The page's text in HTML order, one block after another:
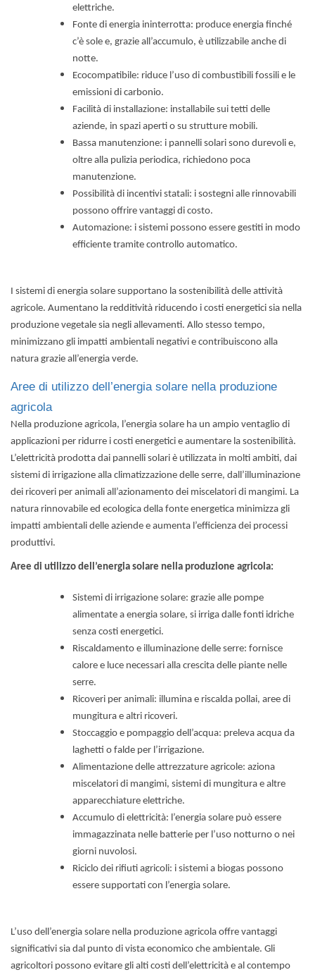
elettriche.
Fonte di energia ininterrotta: produce energia finché
c’è sole e, grazie all’accumulo, è utilizzabile anche di
notte.
Ecocompatibile: riduce l’uso di combustibili fossili e le
emissioni di carbonio.
Facilità di installazione: installabile sui tetti delle
aziende, in spazi aperti o su strutture mobili.
Bassa manutenzione: i pannelli solari sono durevoli e,
oltre alla pulizia periodica, richiedono poca
manutenzione.
Possibilità di incentivi statali: i sostegni alle rinnovabili
possono offrire vantaggi di costo.
Automazione: i sistemi possono essere gestiti in modo
efficiente tramite controllo automatico.
I sistemi di energia solare supportano la sostenibilità delle attività
agricole. Aumentano la redditività riducendo i costi energetici sia nella
produzione vegetale sia negli allevamenti. Allo stesso tempo,
minimizzano gli impatti ambientali negativi e contribuiscono alla
natura grazie all’energia verde.
Aree di utilizzo dell’energia solare nella produzione
agricola
Nella produzione agricola, l’energia solare ha un ampio ventaglio di
applicazioni per ridurre i costi energetici e aumentare la sostenibilità.
L’elettricità prodotta dai pannelli solari è utilizzata in molti ambiti, dai
sistemi di irrigazione alla climatizzazione delle serre, dall’illuminazione
dei ricoveri per animali all’azionamento dei miscelatori di mangimi. La
natura rinnovabile ed ecologica della fonte energetica minimizza gli
impatti ambientali delle aziende e aumenta l’efficienza dei processi
produttivi.
Aree di utilizzo dell’energia solare nella produzione agricola:
Sistemi di irrigazione solare: grazie alle pompe
alimentate a energia solare, si irriga dalle fonti idriche
senza costi energetici.
Riscaldamento e illuminazione delle serre: fornisce
calore e luce necessari alla crescita delle piante nelle
serre.
Ricoveri per animali: illumina e riscalda pollai, aree di
mungitura e altri ricoveri.
Stoccaggio e pompaggio dell’acqua: preleva acqua da
laghetti o falde per l’irrigazione.
Alimentazione delle attrezzature agricole: aziona
miscelatori di mangimi, sistemi di mungitura e altre
apparecchiature elettriche.
Accumulo di elettricità: l’energia solare può essere
immagazzinata nelle batterie per l’uso notturno o nei
giorni nuvolosi.
Riciclo dei rifiuti agricoli: i sistemi a biogas possono
essere supportati con l’energia solare.
L’uso dell’energia solare nella produzione agricola offre vantaggi
significativi sia dal punto di vista economico che ambientale. Gli
agricoltori possono evitare gli alti costi dell’elettricità e al contempo